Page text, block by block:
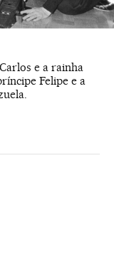
e a rainha
Felipe e a